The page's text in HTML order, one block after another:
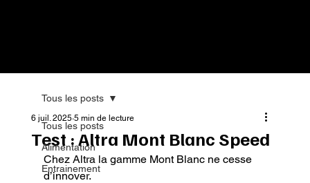
Tous les posts
Alimentation
Entrainement
Tous les posts
Test : Altra Mont Blanc Speed
6 juil. 2025 5 min de lecture
Chez Altra la gamme Mont Blanc ne cesse
d’innover.